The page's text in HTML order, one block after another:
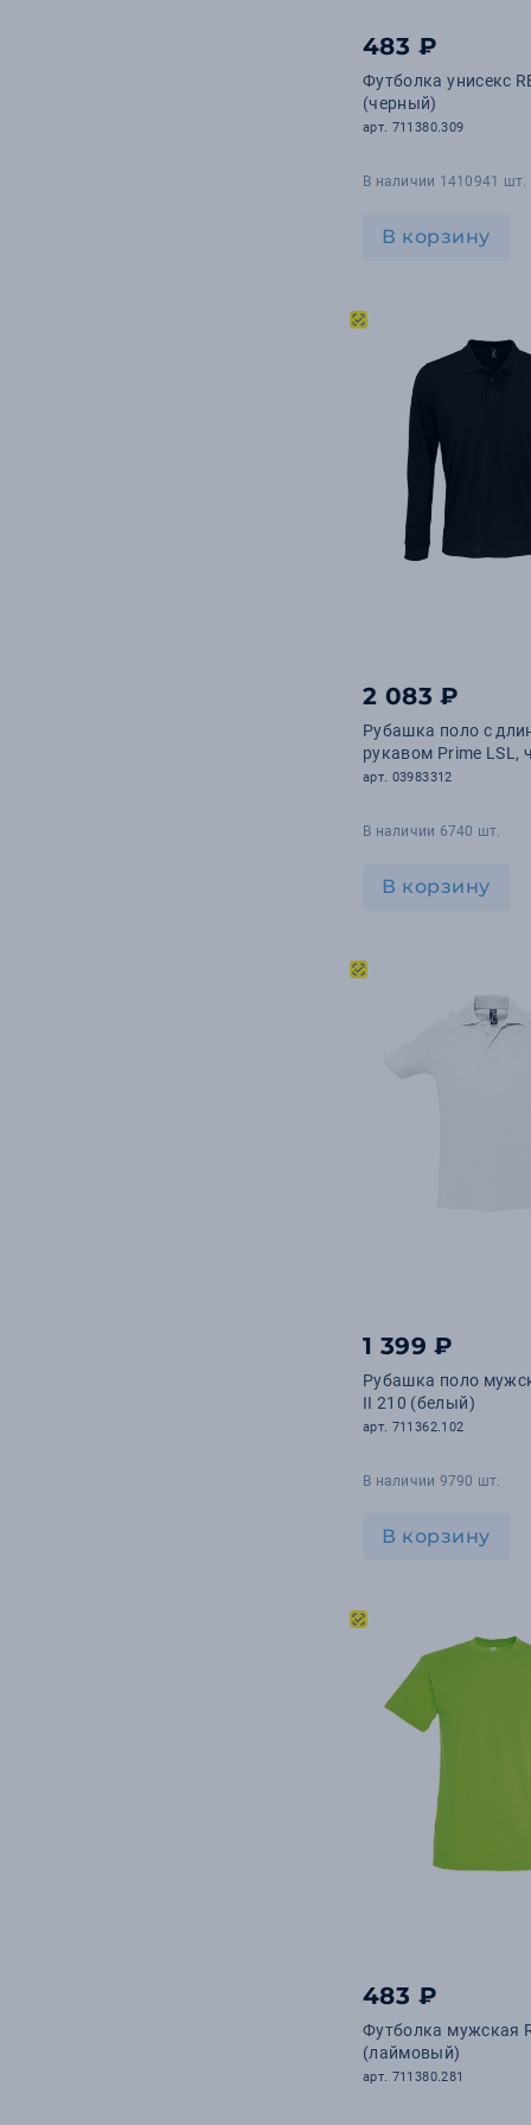
483 ₽
Футболка унисекс
(черный)
арт. 711380.309
В наличии 1410941 шт.
В корзину
2 083 ₽
Рубашка поло с
рукавом Prime LSL,
арт. 03983312
В наличии 6740 шт.
В корзину
1 399 ₽
Рубашка поло
II 210 (белый)
арт. 711362.102
В наличии 9790 шт.
В корзину
483 ₽
Футболка мужская
(лаймовый)
арт. 711380.281